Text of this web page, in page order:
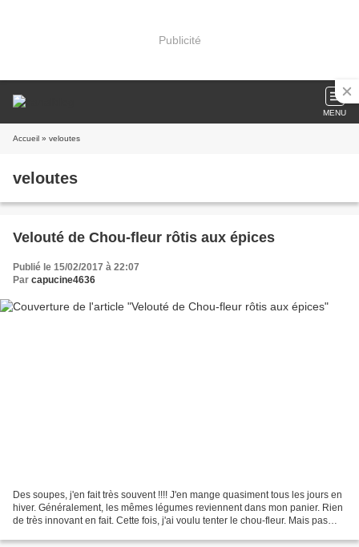
Publicité
MENU
Accueil » veloutes
veloutes
Velouté de Chou-fleur rôtis aux épices
Publié le 15/02/2017 à 22:07
Par capucine4636
Des soupes, j'en fait très souvent !!!! J'en mange quasiment tous les jours en
hiver. Généralement, les mêmes légumes reviennent dans mon panier. Rien
de très innovant en fait. Cette fois, j'ai voulu tenter le chou-fleur. Mais pas